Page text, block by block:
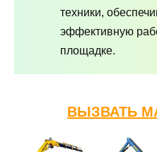
техники,
эффективную
площадке.
ВЫЗВАТЬ